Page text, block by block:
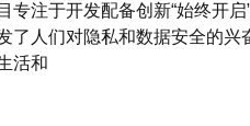
注于开发配备创新“始终开启
了人们对隐私和数据安全的兴
活和